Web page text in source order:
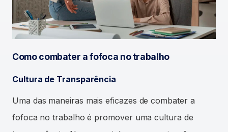
Como combater a fofoca no trabalho
Cultura de Transparência
Uma das maneiras mais eficazes de combater a
fofoca no trabalho é promover uma cultura de